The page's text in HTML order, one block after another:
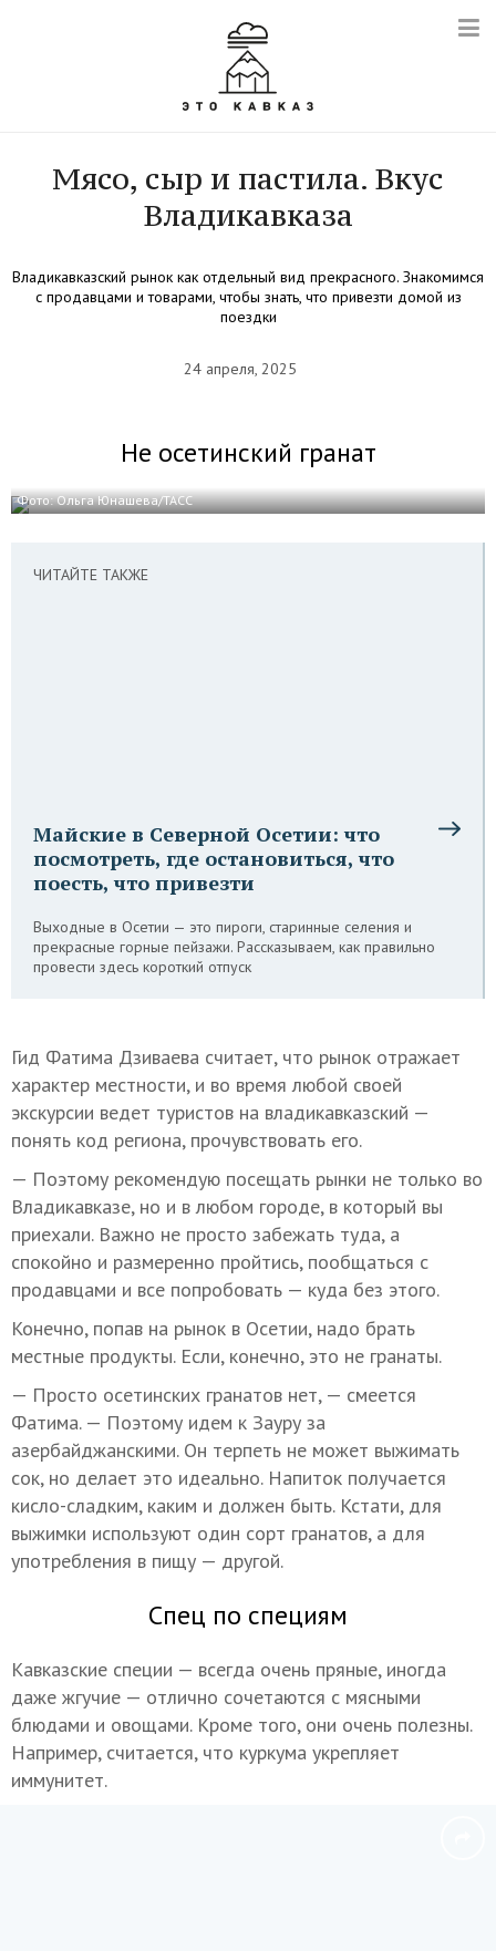
Мясо, сыр и пастила. Вкус
Владикавказа
Владикавказский рынок как отдельный вид прекрасного. Знакомимся
с продавцами и товарами, чтобы знать, что привезти домой из
поездки
24 апреля, 2025
Не осетинский гранат
Фото: Ольга Юнашева/ТАСС
ЧИТАЙТЕ ТАКЖЕ
Майские в Северной Осетии: что
посмотреть, где остановиться, что
поесть, что привезти
Выходные в Осетии — это пироги, старинные селения и
прекрасные горные пейзажи. Рассказываем, как правильно
провести здесь короткий отпуск
Гид Фатима Дзиваева считает, что рынок отражает
характер местности, и во время любой своей
экскурсии ведет туристов на владикавказский —
понять код региона, прочувствовать его.
— Поэтому рекомендую посещать рынки не только во
Владикавказе, но и в любом городе, в который вы
приехали. Важно не просто забежать туда, а
спокойно и размеренно пройтись, пообщаться с
продавцами и все попробовать — куда без этого.
Конечно, попав на рынок в Осетии, надо брать
местные продукты. Если, конечно, это не гранаты.
— Просто осетинских гранатов нет, — смеется
Фатима. — Поэтому идем к Зауру за
азербайджанскими. Он терпеть не может выжимать
сок, но делает это идеально. Напиток получается
кисло-сладким, каким и должен быть. Кстати, для
выжимки используют один сорт гранатов, а для
употребления в пищу — другой.
Спец по специям
Кавказские специи — всегда очень пряные, иногда
даже жгучие — отлично сочетаются с мясными
блюдами и овощами. Кроме того, они очень полезны.
Например, считается, что куркума укрепляет
иммунитет.